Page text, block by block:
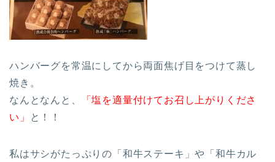
ハンバーグを常温にしてから両面焦げ目をつけて蒸し
焼き。
なんとなんと、
「塩を適量付けてお召し上がりくださ
い」
と！！
私はサシがたっぷりの「和牛ステーキ」や「和牛カル